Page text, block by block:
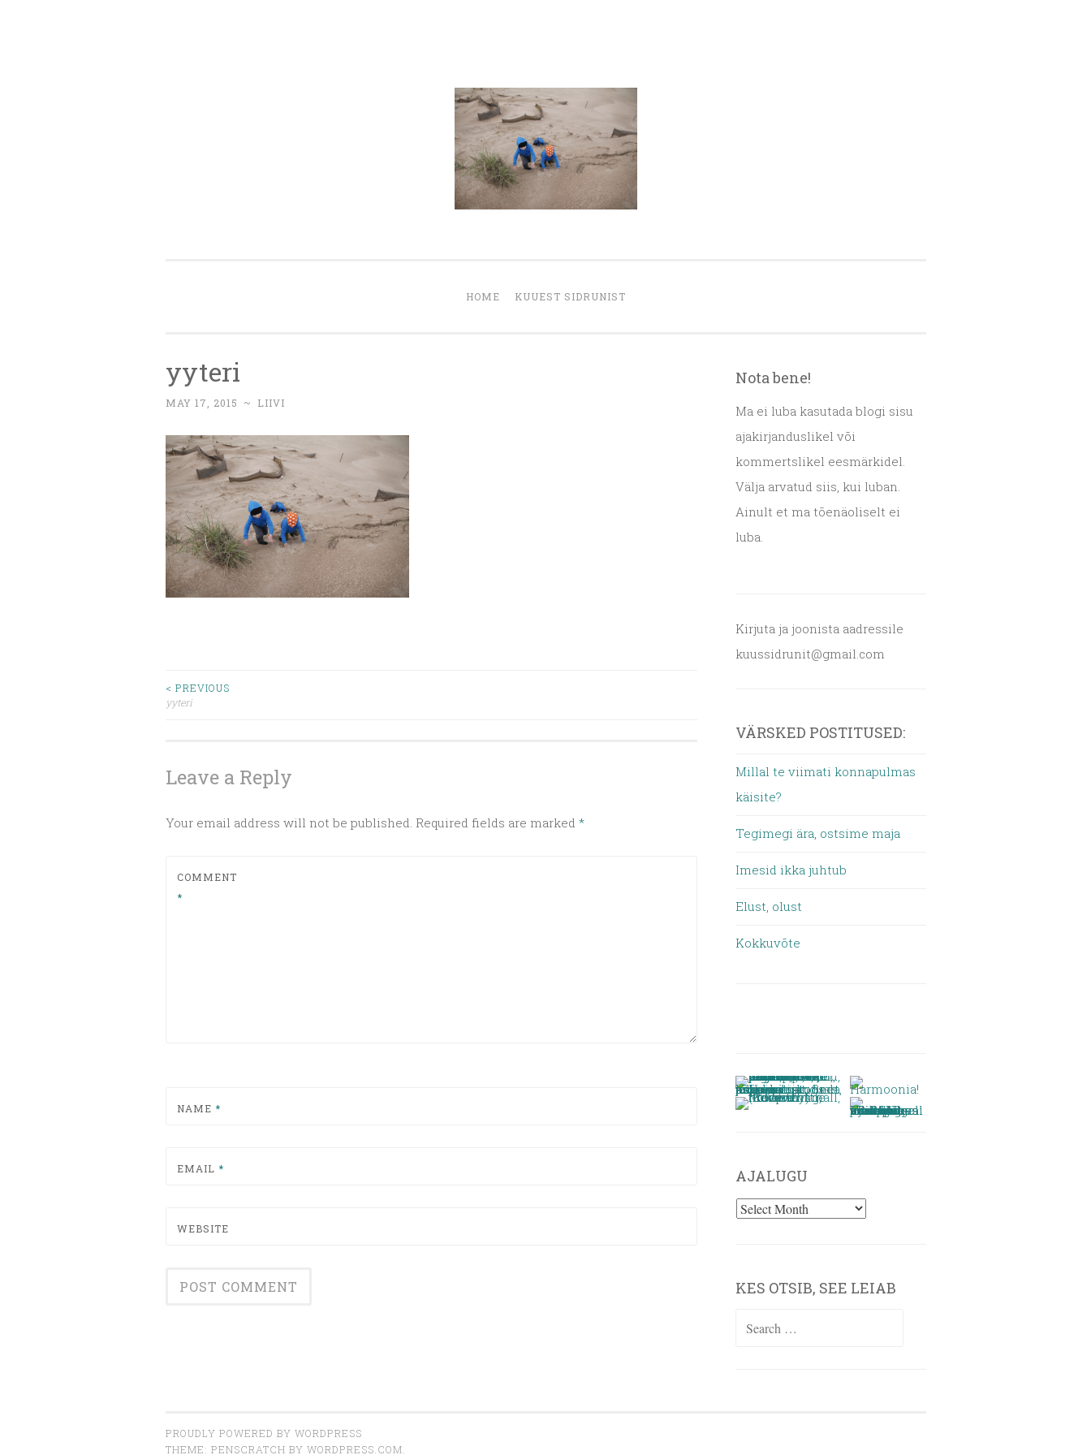
HOME KUUEST SIDRUNIST
yyteri
MAY 17, 2015 ~ LIIVI
Post
< PREVIOUS
yyteri
Leave a Reply
Your email address will not be published. Required fields are marked *
COMMENT
*
NAME *
EMAIL *
WEBSITE
Nota bene!
Ma ei luba kasutada blogi sisu
ajakirjanduslikel või
kommertslikel eesmärkidel.
Välja arvatud siis, kui luban.
Ainult et ma tõenäoliselt ei
luba.
Kirjuta ja joonista aadressile
kuussidrunit@gmail.com
VÄRSKED POSTITUSED:
Millal te viimati konnapulmas
käisite?
Tegimegi ära, ostsime maja
Imesid ikka juhtub
Elust, olust
Kokkuvõte
AJALUGU
AJALUGU
KES OTSIB, SEE LEIAB
Search
PROUDLY POWERED BY WORDPRESS
THEME: PENSCRATCH BY WORDPRESS.COM